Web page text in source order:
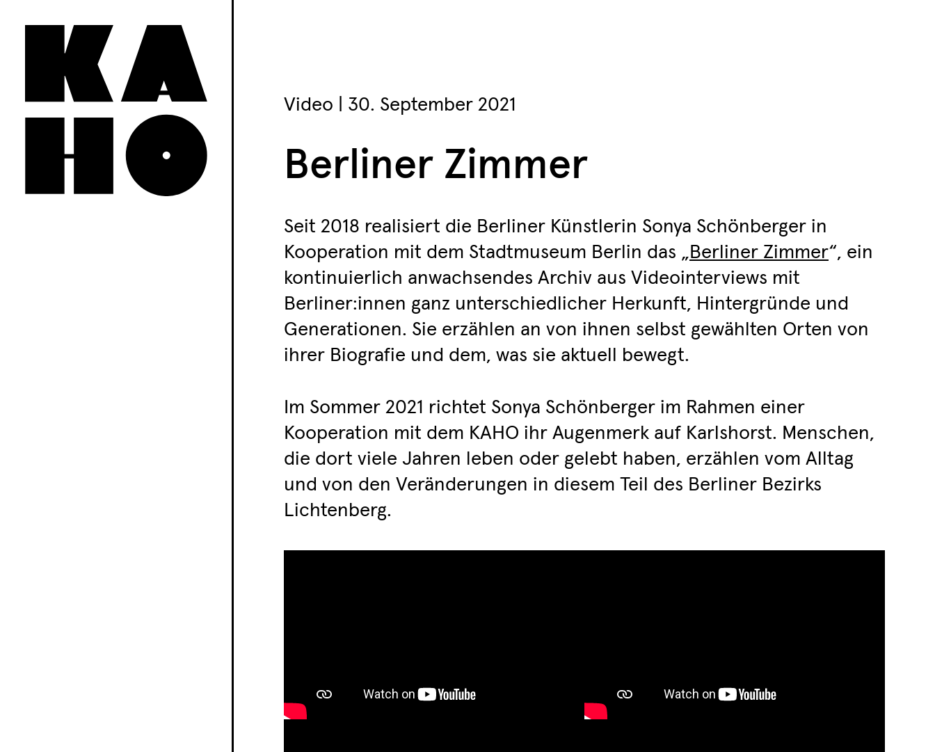
Video | 30. September 2021
Berliner Zimmer
Seit 2018 realisiert die Berliner Künstlerin Sonya Schönberger in
Kooperation mit dem Stadtmuseum Berlin das „Berliner Zimmer“, ein
kontinuierlich anwachsendes Archiv aus Videointerviews mit
Berliner:innen ganz unterschiedlicher Herkunft, Hintergründe und
Generationen. Sie erzählen an von ihnen selbst gewählten Orten von
ihrer Biografie und dem, was sie aktuell bewegt.
Im Sommer 2021 richtet Sonya Schönberger im Rahmen einer
Kooperation mit dem KAHO ihr Augenmerk auf Karlshorst. Menschen,
die dort viele Jahren leben oder gelebt haben, erzählen vom Alltag
und von den Veränderungen in diesem Teil des Berliner Bezirks
Lichtenberg.